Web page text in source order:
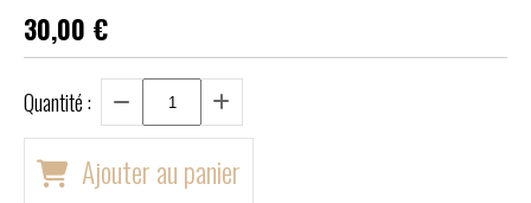
30,00 €
Quantité :
Ajouter au panier